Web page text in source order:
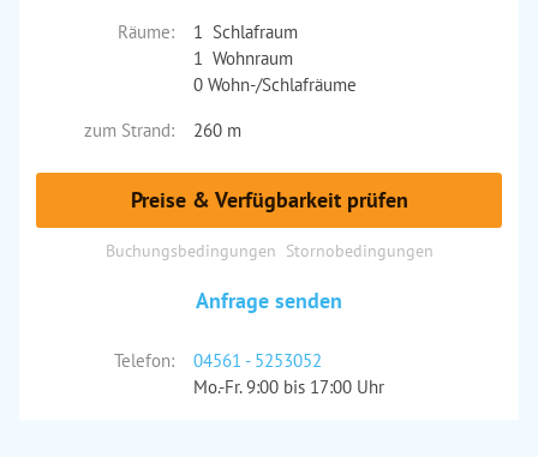
Räume:
1 Schlafraum
1 Wohnraum
0 Wohn-/Schlafräume
zum Strand:
260 m
Preise & Verfügbarkeit prüfen
Buchungsbedingungen Stornobedingungen
Anfrage senden
Telefon:
04561 - 5253052
Mo.-Fr. 9:00 bis 17:00 Uhr